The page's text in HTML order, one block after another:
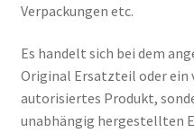
Verpackungen etc.
Es handelt sich bei dem
Original Ersatzteil oder
autorisiertes Produkt,
unabhängig hergestellten